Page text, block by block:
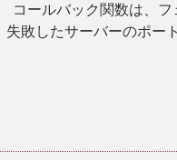
コールバック関数は、フ
敗したサーバーのポー